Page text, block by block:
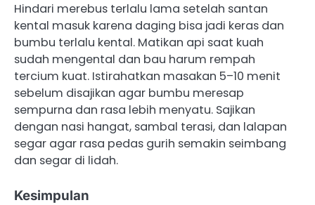
Hindari merebus terlalu lama setelah santan
kental masuk karena daging bisa jadi keras dan
bumbu terlalu kental. Matikan api saat kuah
sudah mengental dan bau harum rempah
tercium kuat. Istirahatkan masakan 5–10 menit
sebelum disajikan agar bumbu meresap
sempurna dan rasa lebih menyatu. Sajikan
dengan nasi hangat, sambal terasi, dan lalapan
segar agar rasa pedas gurih semakin seimbang
dan segar di lidah.
Kesimpulan